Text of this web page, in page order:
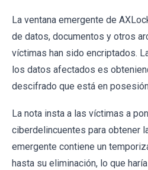
La ventana emergente de
de datos, documentos y otros
víctimas han sido encriptados.
los datos afectados es
descifrado que está en
La nota insta a las víctimas a
ciberdelincuentes para obtener
emergente contiene un
hasta su eliminación, lo que